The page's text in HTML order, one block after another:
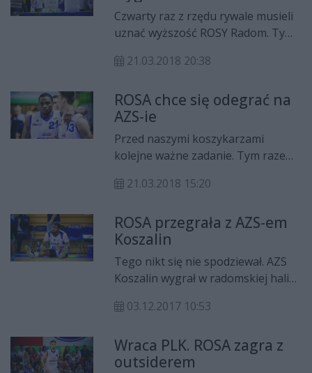
radomianach.
Czwarty raz z rzędu rywale musieli
uznać wyższość ROSY Radom. Tym
wyrównanym spotkaniu pokonały
wygrana była kolejnym cennym
łupem naszego zespołu w drodze
do play-offs.
21.03.2018 20:38
ROSA chce się odegrać na
AZS-ie
Przed naszymi koszykarzami
kolejne ważne zadanie. Tym razem
miejscowym AZS-em. Stawką meczu
wyjazdowej serii i odegranie się na
"Akademikach" za bolesną porażkę
we własnej hali.
21.03.2018 15:20
ROSA przegrała z AZS-em
Koszalin
Tego nikt się nie spodziewał. AZS
Koszalin wygrał w radomskiej hali
kolejki Polskiej Ligi Koszykówki. Po
miejsce w tabeli.
03.12.2017 10:53
Wraca PLK. ROSA zagra z
outsiderem